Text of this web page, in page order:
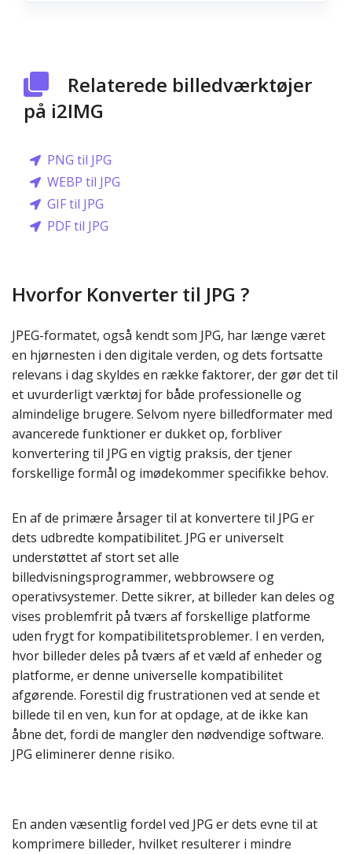
Relaterede billedværktøjer
på i2IMG
PNG til JPG
WEBP til JPG
GIF til JPG
PDF til JPG
Hvorfor Konverter til JPG ?
JPEG-formatet, også kendt som JPG, har længe været
en hjørnesten i den digitale verden, og dets fortsatte
relevans i dag skyldes en række faktorer, der gør det til
et uvurderligt værktøj for både professionelle og
almindelige brugere. Selvom nyere billedformater med
avancerede funktioner er dukket op, forbliver
konvertering til JPG en vigtig praksis, der tjener
forskellige formål og imødekommer specifikke behov.
En af de primære årsager til at konvertere til JPG er
dets udbredte kompatibilitet. JPG er universelt
understøttet af stort set alle
billedvisningsprogrammer, webbrowsere og
operativsystemer. Dette sikrer, at billeder kan deles og
vises problemfrit på tværs af forskellige platforme
uden frygt for kompatibilitetsproblemer. I en verden,
hvor billeder deles på tværs af et væld af enheder og
platforme, er denne universelle kompatibilitet
afgørende. Forestil dig frustrationen ved at sende et
billede til en ven, kun for at opdage, at de ikke kan
åbne det, fordi de mangler den nødvendige software.
JPG eliminerer denne risiko.
En anden væsentlig fordel ved JPG er dets evne til at
komprimere billeder, hvilket resulterer i mindre